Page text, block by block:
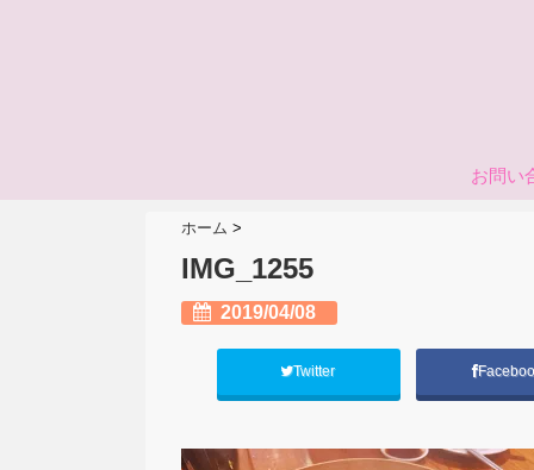
お問い
ホーム >
IMG_1255
2019/04/08
Twitter